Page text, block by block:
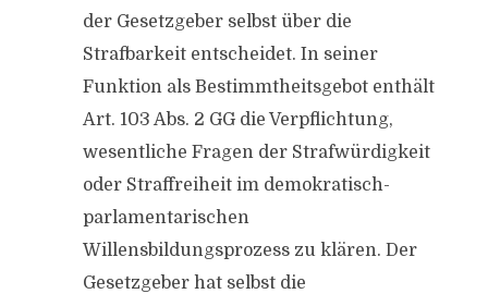
der Gesetzgeber selbst über die
Strafbarkeit entscheidet. In seiner
Funktion als Bestimmtheitsgebot enthält
Art. 103 Abs. 2 GG die Verpflichtung,
wesentliche Fragen der Strafwürdigkeit
oder Straffreiheit im demokratisch-
parlamentarischen
Willensbildungsprozess zu klären. Der
Gesetzgeber hat selbst die